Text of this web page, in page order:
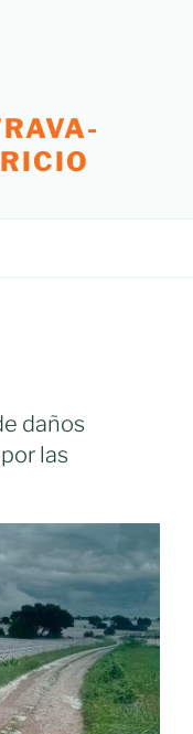
daños
las